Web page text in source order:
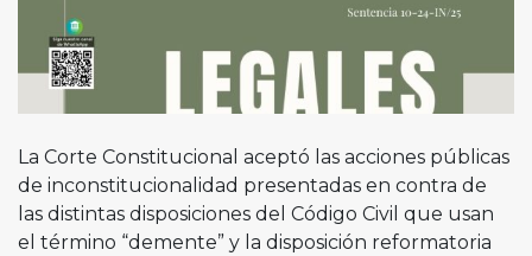
La Corte Constitucional aceptó las acciones públicas
de inconstitucionalidad presentadas en contra de
las distintas disposiciones del Código Civil que usan
el término “demente” y la disposición reformatoria